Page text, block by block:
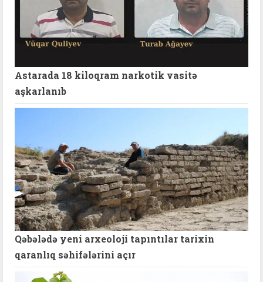
Astarada 18 kiloqram narkotik vasitə
aşkarlanıb
Qəbələdə yeni arxeoloji tapıntılar tarixin
qaranlıq səhifələrini açır